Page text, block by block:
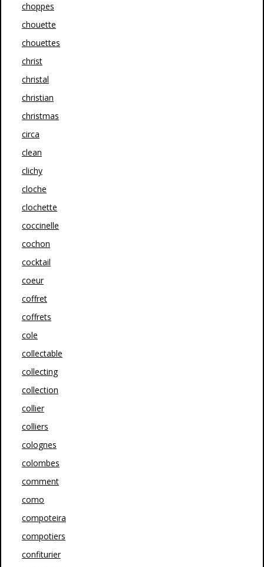
choppes
chouette
chouettes
christ
christal
christian
christmas
circa
clean
clichy
cloche
clochette
coccinelle
cochon
cocktail
coeur
coffret
coffrets
cole
collectable
collecting
collection
collier
colliers
colognes
colombes
comment
como
compoteira
compotiers
confiturier